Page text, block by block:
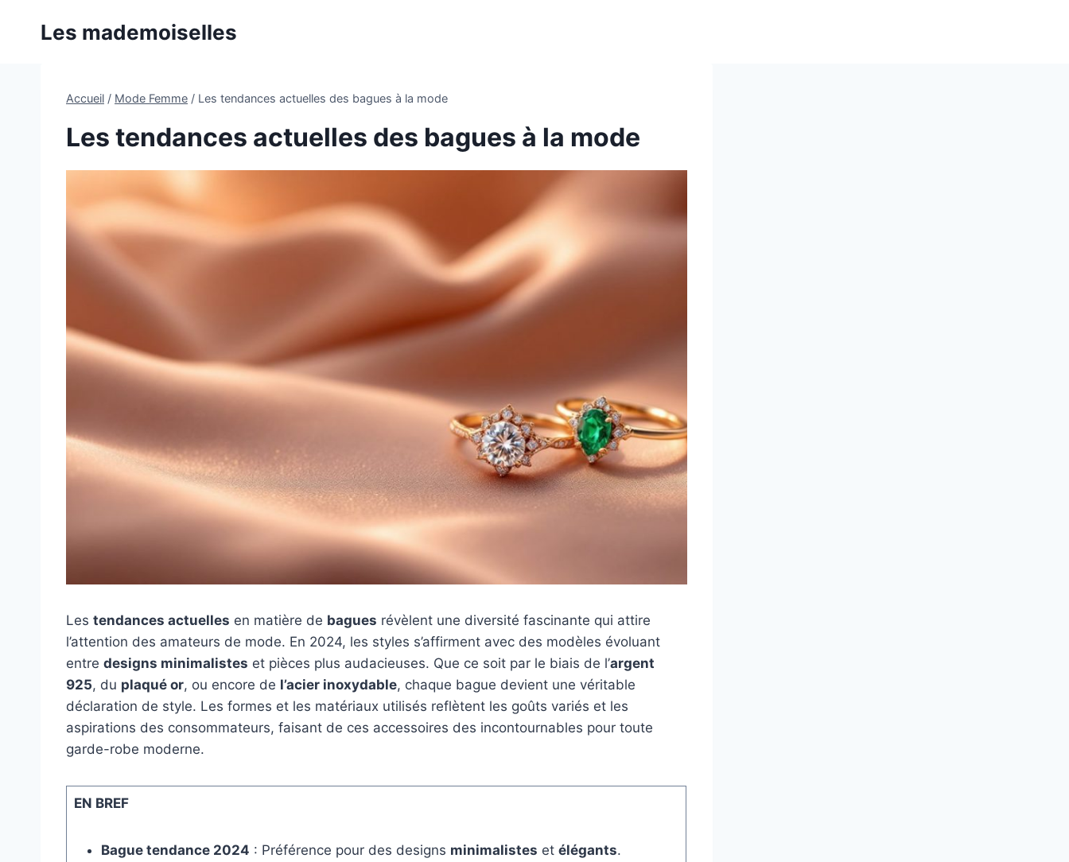
Les mademoiselles
Accueil / Mode Femme / Les tendances actuelles des bagues à la mode
Les tendances actuelles des bagues à la mode
Les tendances actuelles en matière de bagues révèlent une diversité fascinante qui attire
l’attention des amateurs de mode. En 2024, les styles s’affirment avec des modèles évoluant
entre designs minimalistes et pièces plus audacieuses. Que ce soit par le biais de l’argent
925, du plaqué or, ou encore de l’acier inoxydable, chaque bague devient une véritable
déclaration de style. Les formes et les matériaux utilisés reflètent les goûts variés et les
aspirations des consommateurs, faisant de ces accessoires des incontournables pour toute
garde-robe moderne.
EN BREF
Bague tendance 2024 : Préférence pour des designs minimalistes et élégants.